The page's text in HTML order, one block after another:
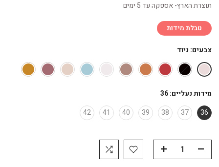
תוצרת הארץ- אספקה עד 5 ימים
טבלת מידות
צבעים: ניוד
מידות נעליים:36
36
37
38
39
40
41
42